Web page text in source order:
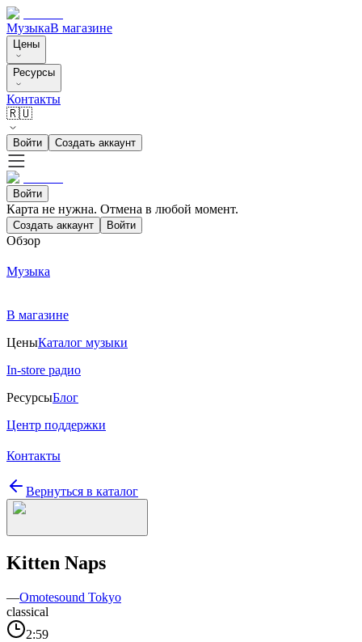
МузыкаВ магазине
Цены
Ресурсы
Контакты
🇷🇺
Войти Создать аккаунт
Войти
Карта не нужна. Отмена в любой момент.
Создать аккаунт Войти
Обзор
Музыка
В магазине
ЦеныКаталог музыки
In-store радио
РесурсыБлог
Центр поддержки
Контакты
Вернуться в каталог
Kitten Naps
—Omotesound Tokyo
classical
2:59